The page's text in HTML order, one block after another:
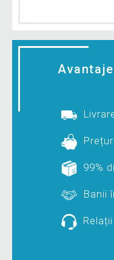
99%
Banii